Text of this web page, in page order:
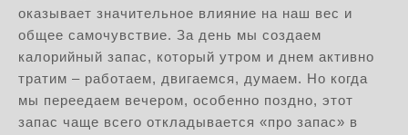
оказывает значительное влияние на наш вес и
общее самочувствие. За день мы создаем
калорийный запас, который утром и днем активно
тратим – работаем, двигаемся, думаем. Но когда
мы переедаем вечером, особенно поздно, этот
запас чаще всего откладывается «про запас» в